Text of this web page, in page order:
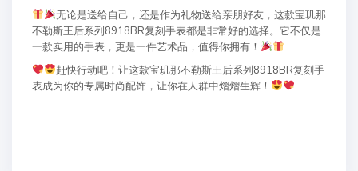
无论是送给自己，还是作为礼物送给亲朋好友，这款宝玑那
不勒斯王后系列8918BR复刻手表都是非常好的选择。它不仅是
一款实用的手表，更是一件艺术品，值得你拥有！
赶快行动吧！让这款宝玑那不勒斯王后系列8918BR复刻手
表成为你的专属时尚配饰，让你在人群中熠熠生辉！